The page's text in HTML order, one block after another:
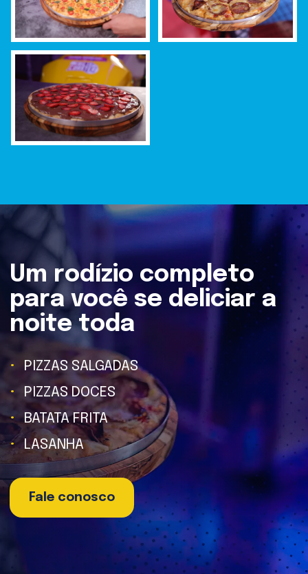
Um rodízio completo
para você se deliciar a
noite toda
PIZZAS SALGADAS
PIZZAS DOCES
BATATA FRITA
LASANHA
Fale conosco